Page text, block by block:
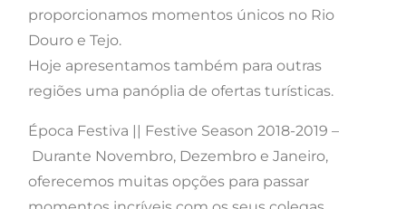
proporcionamos momentos únicos no Rio
Douro e Tejo.
Hoje apresentamos também para outras
regiões uma panóplia de ofertas turísticas.
Época Festiva || Festive Season 2018-2019 –
Durante Novembro, Dezembro e Janeiro,
oferecemos muitas opções para passar